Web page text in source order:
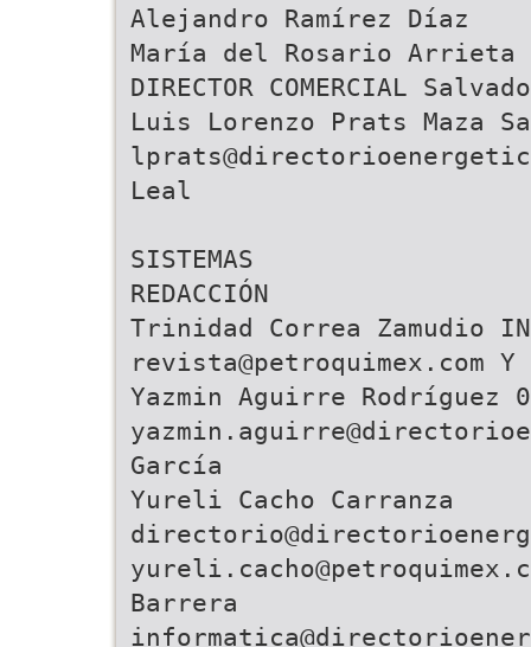
Alejandro Ramírez Díaz
María del Rosario Arrieta
DIRECTOR COMERCIAL
Luis Lorenzo Prats Maza
Leal
SISTEMAS
REDACCIÓN
Trinidad Correa Zamudio
revista@petroquimex.com Y
Yazmin Aguirre Rodríguez 02
García
Yureli Cacho Carranza
Barrera